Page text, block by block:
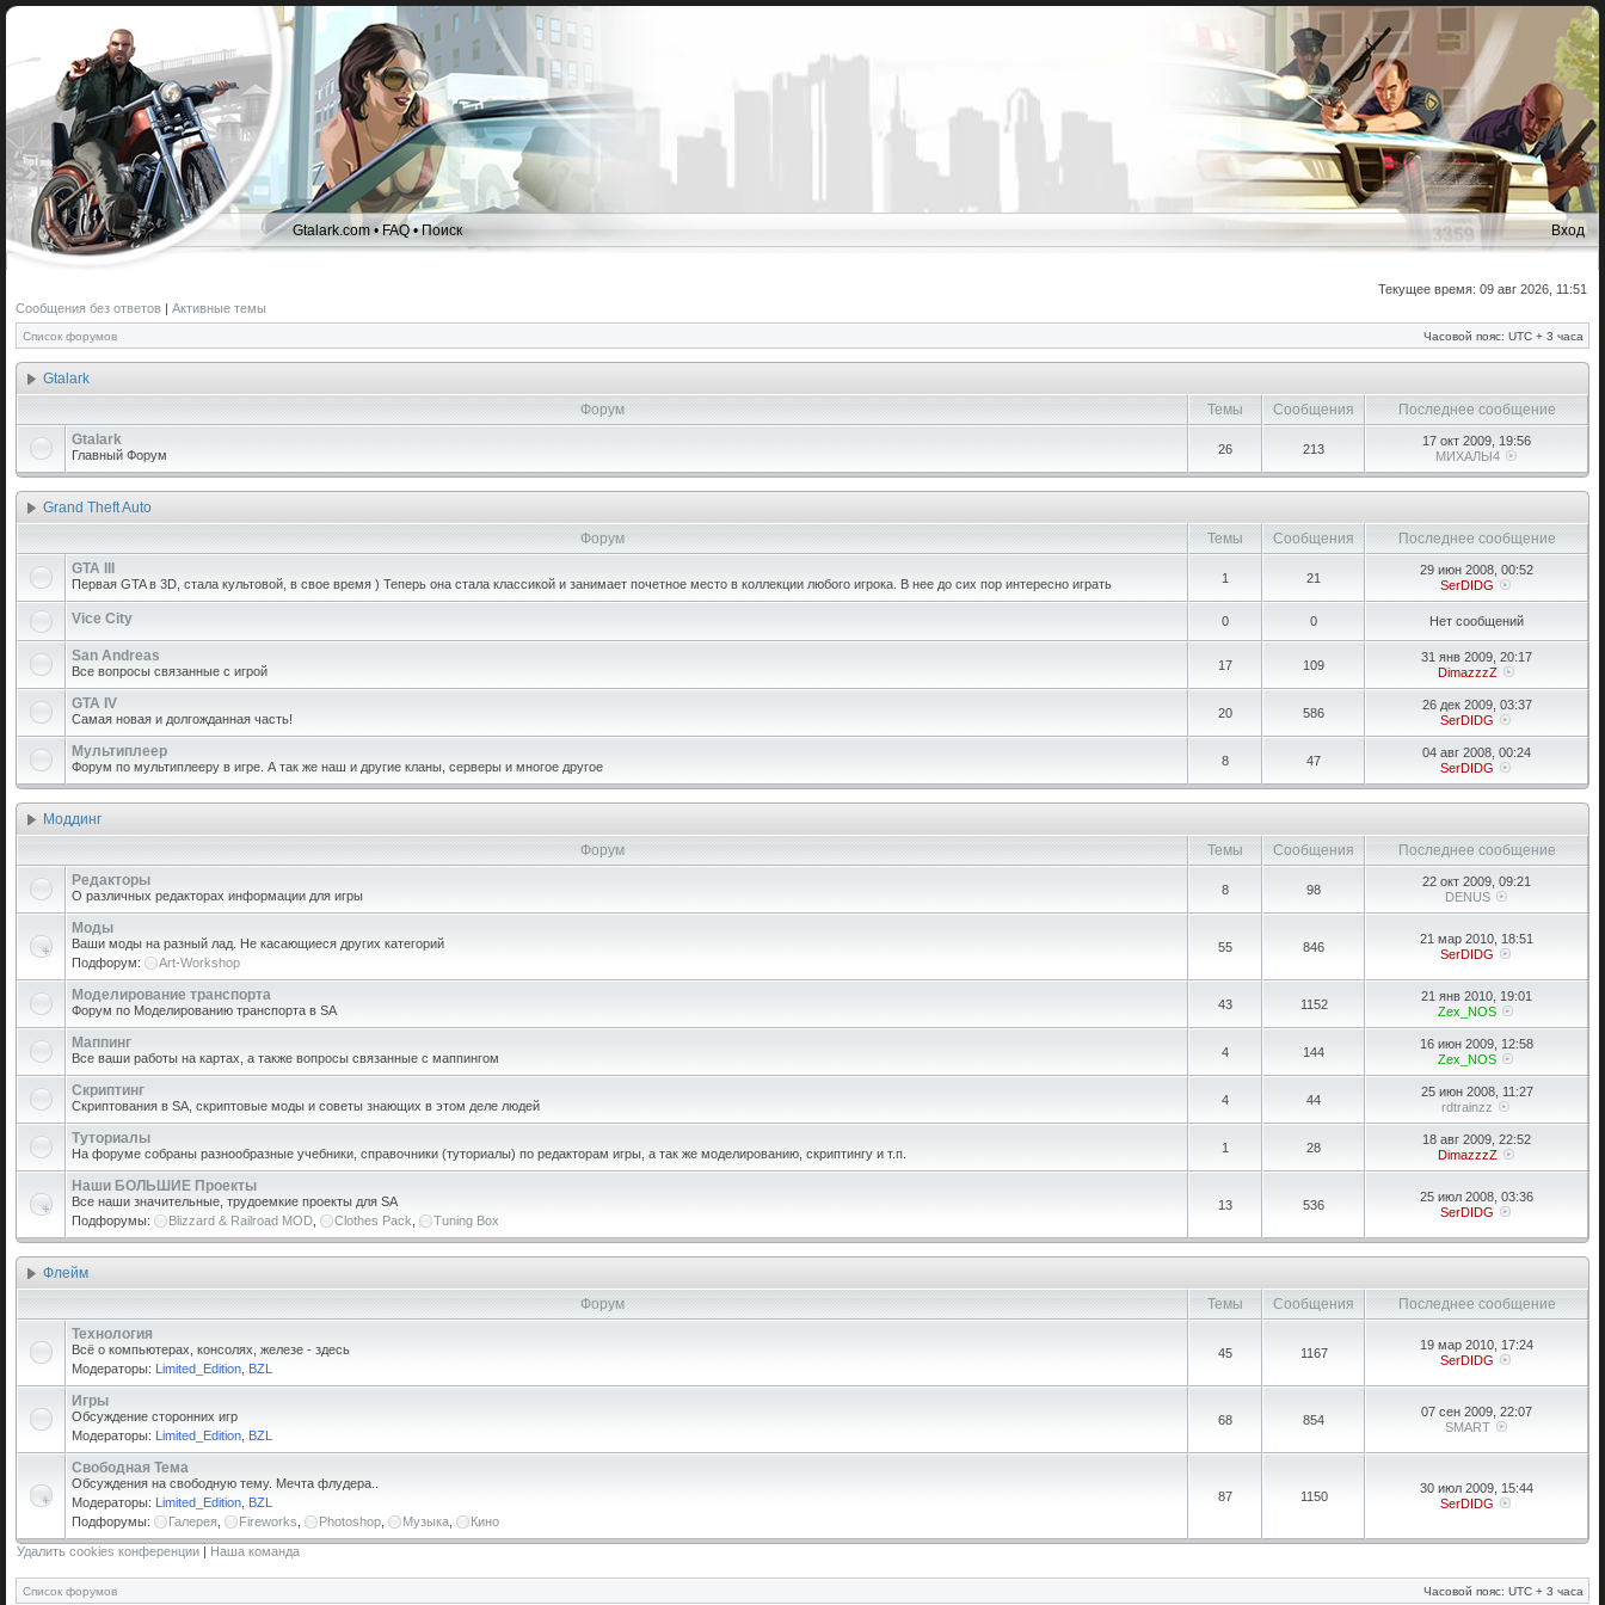
Gtalark.com •FAQ•Поиск Вход
Текущее время: 09 авг 2026, 11:51
Сообщения без ответов | Активные темы
Список форумов Часовой пояс: UTC + 3 часа
Gtalark
Форум
Темы Сообщения
Последнее сообщение
Gtalark
Главный Форум 26 213
17 окт 2009, 19:56
МИХАЛЫ4
Grand Theft Auto
Форум
Темы Сообщения
Последнее сообщение
GTA III
Первая GTA в 3D, стала культовой, в свое время ) Теперь она стала классикой и занимает почетное место в коллекции любого игрока. В нее до сих пор интересно играть 1 21
29 июн 2008, 00:52
SerDIDG
Vice City 0 0 Нет сообщений
San Andreas
Все вопросы связанные с игрой 17 109
31 янв 2009, 20:17
DimazzzZ
GTA IV
Самая новая и долгожданная часть! 20 586
26 дек 2009, 03:37
SerDIDG
Мультиплеер
Форум по мультиплееру в игре. А так же наш и другие кланы, серверы и многое другое 8 47
04 авг 2008, 00:24
SerDIDG
Моддинг
Форум
Темы Сообщения
Последнее сообщение
Редакторы
О различных редакторах информации для игры 8 98
22 окт 2009, 09:21
DENUS
Моды
Ваши моды на разный лад. Не касающиеся других категорий
Подфорум:
Art-Workshop
55 846
21 мар 2010, 18:51
SerDIDG
Моделирование транспорта
Форум по Моделированию транспорта в SA 43 1152
21 янв 2010, 19:01
Zex_NOS
Маппинг
Все ваши работы на картах, а также вопросы связанные с маппингом 4 144
16 июн 2009, 12:58
Zex_NOS
Скриптинг
Скриптования в SA, скриптовые моды и советы знающих в этом деле людей 4 44
25 июн 2008, 11:27
rdtrainzz
Туториалы
На форуме собраны разнообразные учебники, справочники (туториалы) по редакторам игры, а так же моделированию, скриптингу и т.п. 1 28
18 авг 2009, 22:52
DimazzzZ
Наши БОЛЬШИЕ Проекты
Все наши значительные, трудоемкие проекты для SA
Подфорумы:
Blizzard & Railroad MOD Clothes Pack Tuning Box
13 536
25 июл 2008, 03:36
SerDIDG
Флейм
Форум
Темы Сообщения
Последнее сообщение
Технология
Всё о компьютерах, консолях, железе - здесь
Модераторы: Limited_Edition BZL
45 1167
19 мар 2010, 17:24
SerDIDG
Игры
Обсуждение сторонних игр
Модераторы: Limited_Edition BZL
68 854
07 сен 2009, 22:07
SMART
Свободная Тема
Обсуждения на свободную тему. Мечта флудера..
Модераторы: Limited_Edition BZL
Подфорумы:
Галерея Fireworks Photoshop Музыка Кино
87 1150
30 июл 2009, 15:44
SerDIDG
Удалить cookies конференции | Наша команда
Список форумов Часовой пояс: UTC + 3 часа